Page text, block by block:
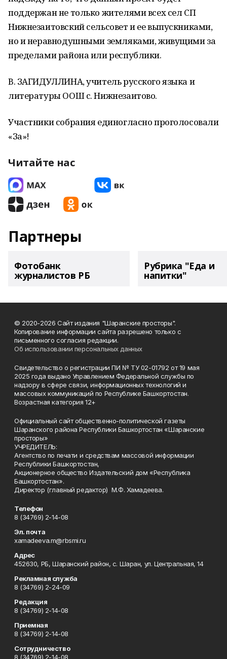
поддержан не только жителями всех сел СП
Нижнезаитовский сельсовет и ее выпускниками,
но и неравнодушными земляками, живущими за
пределами района или республики.
В. ЗАГИДУЛЛИНА, учитель русского языка и
литературы ООШ с. Нижнезаитово.
Участники собрания единогласно проголосовали
«За»!
Читайте нас
Партнеры
Фотобанк
журналистов РБ
Рубрика "Еда и
напитки"
© 2020-2026 Сайт издания "Шаранские просторы".
Копирование информации сайта разрешено только с
письменного согласия редакции.
Об использовании персональных данных
Свидетельство о регистрации ПИ № ТУ 02-01792 от 19 мая
2025 года выдано Управлением Федеральной службы по
надзору в сфере связи, информационных технологий и
массовых коммуникаций по Республике Башкортостан.
Возрастная категория 12+
Официальный сайт общественно-политической газеты
Шаранского района Республики Башкортостан «Шаранские
просторы»
УЧРЕДИТЕЛЬ:
Агентство по печати и средствам массовой информации
Республики Башкортостан,
Акционерное общество Издательский дом «Республика
Башкортостан».
Директор (главный редактор) М.Ф. Хамадеева.
Телефон
8 (34769) 2-14-08
Эл. почта
xamadeeva.m@rbsmi.ru
Адрес
452630, РБ, Шаранский район, с. Шаран, ул. Центральная, 14
Рекламная служба
8 (34769) 2-24-09
Редакция
8 (34769) 2-14-08
Приемная
8 (34769) 2-14-08
Сотрудничество
8 (34769) 2-14-08